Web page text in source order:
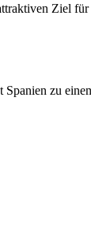
Ziel
zu